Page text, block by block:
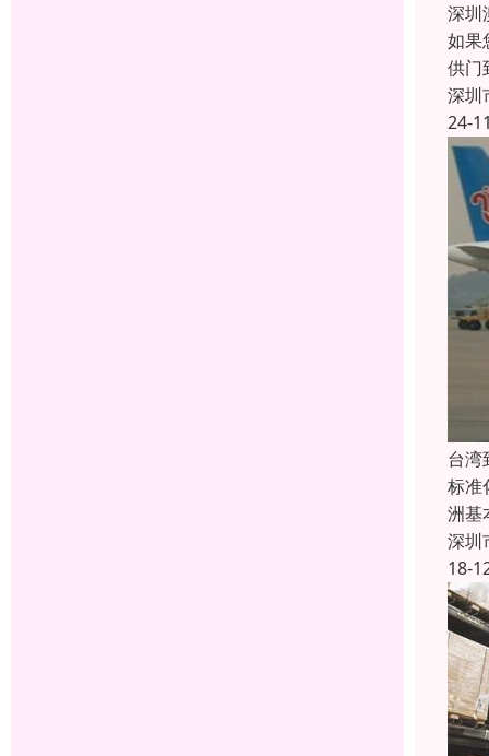
深圳
如果
供门
深圳
24-
台湾
标准
洲基
深圳
18-